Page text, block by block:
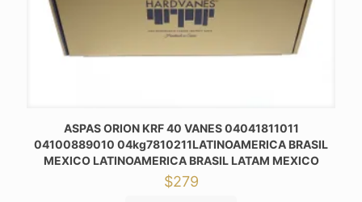
ASPAS ORION KRF 40 VANES 04041811011
04100889010 04kg7810211LATINOAMERICA BRASIL
MEXICO LATINOAMERICA BRASIL LATAM MEXICO
$279